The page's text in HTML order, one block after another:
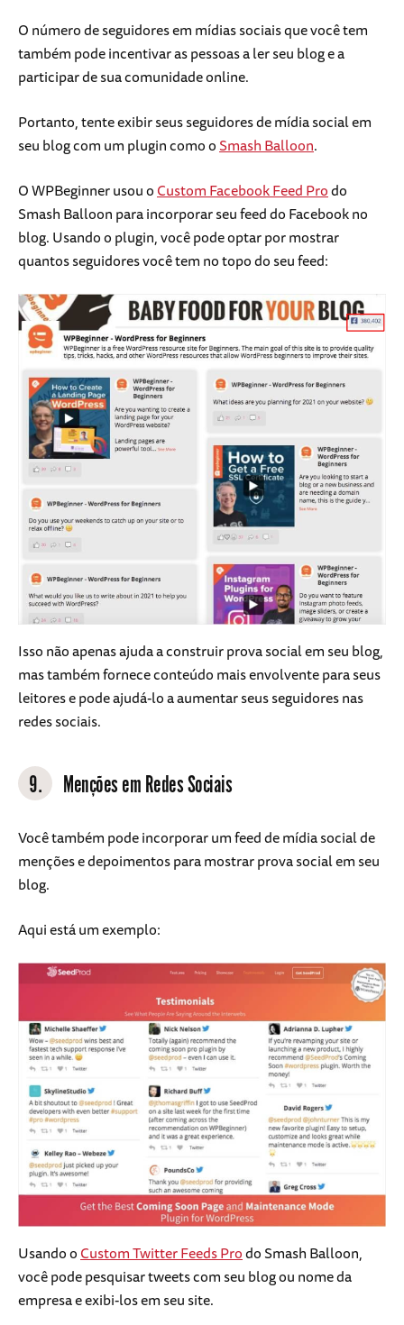
O número de seguidores em mídias sociais que você tem
também pode incentivar as pessoas a ler seu blog e a
participar de sua comunidade online.
Portanto, tente exibir seus seguidores de mídia social em
seu blog com um plugin como oSmash Balloon.
O WPBeginner usou oCustom Facebook Feed Prodo
Smash Balloon para incorporar seu feed do Facebook no
blog. Usando o plugin, você pode optar por mostrar
quantos seguidores você tem no topo do seu feed:
Isso não apenas ajuda a construir prova social em seu blog,
mas também fornece conteúdo mais envolvente para seus
leitores e pode ajudá-lo a aumentar seus seguidores nas
redes sociais.
9. Menções em Redes Sociais
Você também pode incorporar um feed de mídia social de
menções e depoimentos para mostrar prova social em seu
blog.
Aqui está um exemplo:
Usando oCustom Twitter Feeds Prodo Smash Balloon,
você pode pesquisar tweets com seu blog ou nome da
empresa e exibi-los em seu site.